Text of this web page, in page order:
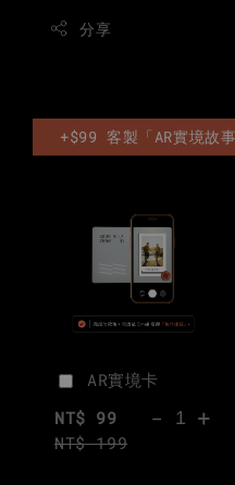
分享
+$99 客製「AR實境故事
AR實境卡
NT$ 99
NT$ 199
- +